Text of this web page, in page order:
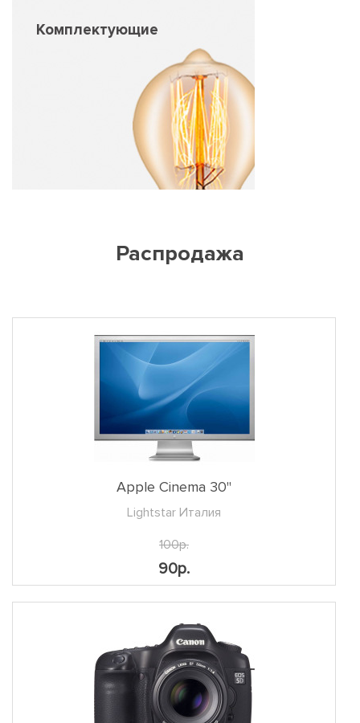
Комплектующие
Распродажа
Apple Cinema 30"
Lightstar Италия
100р.
90р.